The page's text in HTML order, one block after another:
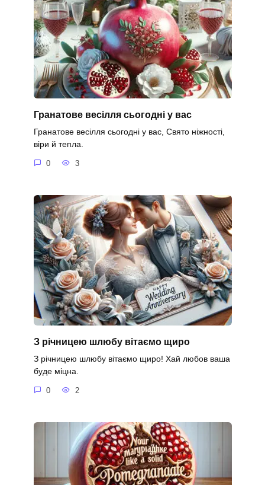
Гранатове весілля сьогодні у вас
Гранатове весілля сьогодні у вас, Свято ніжності,
віри й тепла.
0 3
З річницею шлюбу вітаємо щиро
З річницею шлюбу вітаємо щиро! Хай любов ваша
буде міцна.
0 2